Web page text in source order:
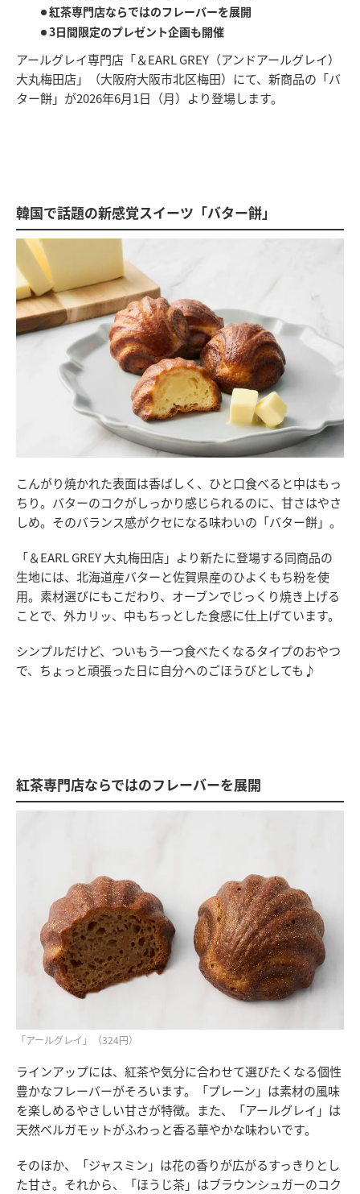
紅茶専門店ならではのフレーバーを展開
3日間限定のプレゼント企画も開催
アールグレイ専門店「＆EARL GREY（アンドアールグレイ）
大丸梅田店」（大阪府大阪市北区梅田）にて、新商品の「バ
ター餅」が2026年6月1日（月）より登場します。
韓国で話題の新感覚スイーツ「バター餅」
こんがり焼かれた表面は香ばしく、ひと口食べると中はもっ
ちり。バターのコクがしっかり感じられるのに、甘さはやさ
しめ。そのバランス感がクセになる味わいの「バター餅」。
「＆EARL GREY 大丸梅田店」より新たに登場する同商品の
生地には、北海道産バターと佐賀県産のひよくもち粉を使
用。素材選びにもこだわり、オーブンでじっくり焼き上げる
ことで、外カリッ、中もちっとした食感に仕上げています。
シンプルだけど、ついもう一つ食べたくなるタイプのおやつ
で、ちょっと頑張った日に自分へのごほうびとしても♪
紅茶専門店ならではのフレーバーを展開
「アールグレイ」（324円）
ラインアップには、紅茶や気分に合わせて選びたくなる個性
豊かなフレーバーがそろいます。「プレーン」は素材の風味
を楽しめるやさしい甘さが特徴。また、「アールグレイ」は
天然ベルガモットがふわっと香る華やかな味わいです。
そのほか、「ジャスミン」は花の香りが広がるすっきりとし
た甘さ。それから、「ほうじ茶」はブラウンシュガーのコク